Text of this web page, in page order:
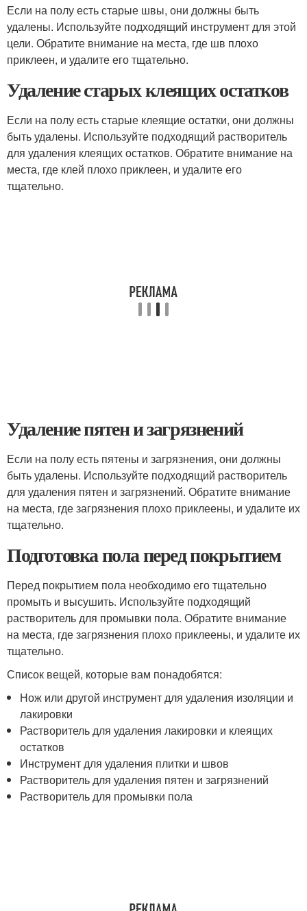
Если на полу есть старые швы, они должны быть
удалены. Используйте подходящий инструмент для этой
цели. Обратите внимание на места, где шв плохо
приклеен, и удалите его тщательно.
Удаление старых клеящих остатков
Если на полу есть старые клеящие остатки, они должны
быть удалены. Используйте подходящий растворитель
для удаления клеящих остатков. Обратите внимание на
места, где клей плохо приклеен, и удалите его
тщательно.
Удаление пятен и загрязнений
Если на полу есть пятены и загрязнения, они должны
быть удалены. Используйте подходящий растворитель
для удаления пятен и загрязнений. Обратите внимание
на места, где загрязнения плохо приклеены, и удалите их
тщательно.
Подготовка пола перед покрытием
Перед покрытием пола необходимо его тщательно
промыть и высушить. Используйте подходящий
растворитель для промывки пола. Обратите внимание
на места, где загрязнения плохо приклеены, и удалите их
тщательно.
Список вещей, которые вам понадобятся:
Нож или другой инструмент для удаления изоляции и
лакировки
Растворитель для удаления лакировки и клеящих
остатков
Инструмент для удаления плитки и швов
Растворитель для удаления пятен и загрязнений
Растворитель для промывки пола